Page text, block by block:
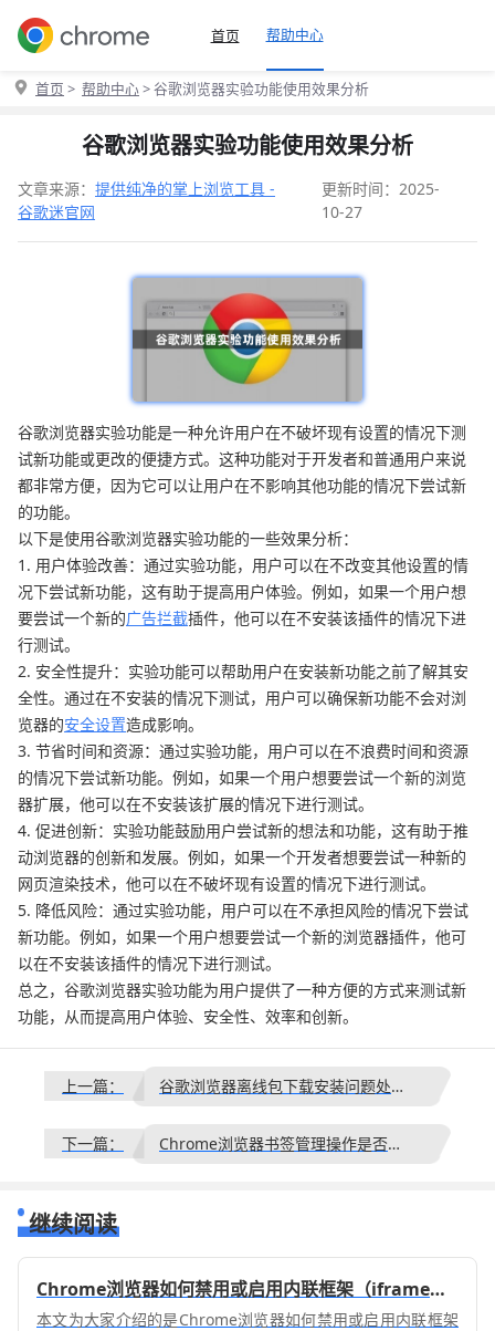
首页 帮助中心
首页 > 帮助中心> 谷歌浏览器实验功能使用效果分析
谷歌浏览器实验功能使用效果分析
文章来源： 提供纯净的掌上浏览工具 -
谷歌迷官网
更新时间：2025-
10-27
谷歌浏览器实验功能是一种允许用户在不破坏现有设置的情况下测
试新功能或更改的便捷方式。这种功能对于开发者和普通用户来说
都非常方便，因为它可以让用户在不影响其他功能的情况下尝试新
的功能。
以下是使用谷歌浏览器实验功能的一些效果分析：
1. 用户体验改善：通过实验功能，用户可以在不改变其他设置的情
况下尝试新功能，这有助于提高用户体验。例如，如果一个用户想
要尝试一个新的广告拦截插件，他可以在不安装该插件的情况下进
行测试。
2. 安全性提升：实验功能可以帮助用户在安装新功能之前了解其安
全性。通过在不安装的情况下测试，用户可以确保新功能不会对浏
览器的安全设置造成影响。
3. 节省时间和资源：通过实验功能，用户可以在不浪费时间和资源
的情况下尝试新功能。例如，如果一个用户想要尝试一个新的浏览
器扩展，他可以在不安装该扩展的情况下进行测试。
4. 促进创新：实验功能鼓励用户尝试新的想法和功能，这有助于推
动浏览器的创新和发展。例如，如果一个开发者想要尝试一种新的
网页渲染技术，他可以在不破坏现有设置的情况下进行测试。
5. 降低风险：通过实验功能，用户可以在不承担风险的情况下尝试
新功能。例如，如果一个用户想要尝试一个新的浏览器插件，他可
以在不安装该插件的情况下进行测试。
总之，谷歌浏览器实验功能为用户提供了一种方便的方式来测试新
功能，从而提高用户体验、安全性、效率和创新。
上一篇： 谷歌浏览器离线包下载安装问题处理经验教程
下一篇： Chrome浏览器书签管理操作是否高效
继续阅读
Chrome浏览器如何禁用或启用内联框架（iframe）功能
本文为大家介绍的是Chrome浏览器如何禁用或启用内联框架